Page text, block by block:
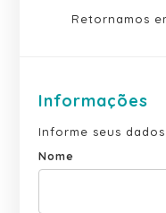
Retornamos
Informações
Informe seus
Nome